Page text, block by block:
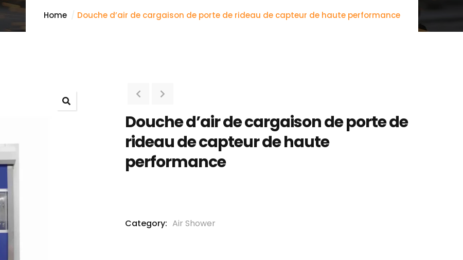
Home Douche d’air de cargaison de porte de rideau de capteur de haute performance
Douche d’air de cargaison de porte de
rideau de capteur de haute
performance
Category: Air Shower